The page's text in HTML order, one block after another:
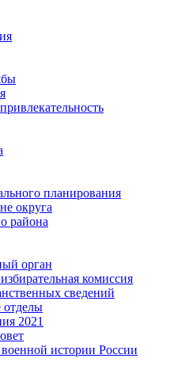
планирования
округа
района
орган
комиссия
сведений
отделы
2021
истории России